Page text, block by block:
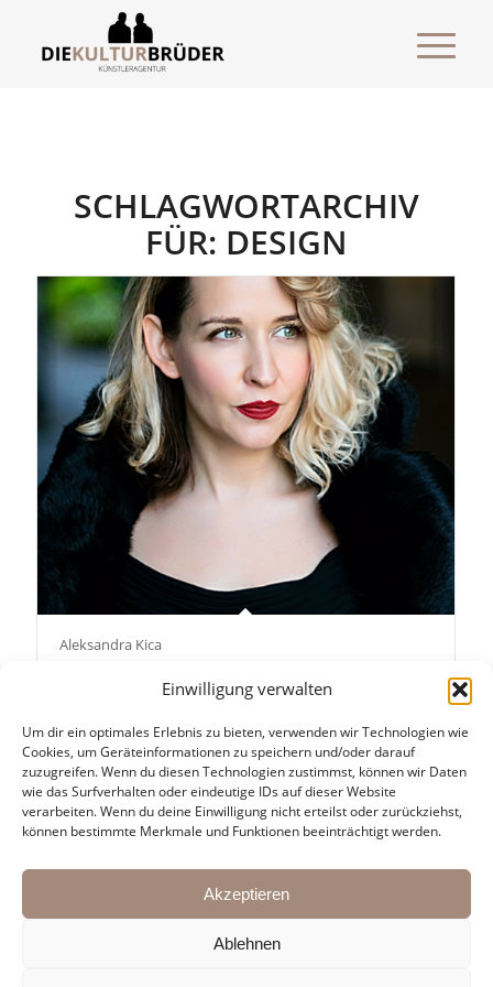
Einwilligung verwalten
Um dir ein optimales Erlebnis zu bieten, verwenden wir Technologien wie
Cookies, um Geräteinformationen zu speichern und/oder darauf
zuzugreifen. Wenn du diesen Technologien zustimmst, können wir Daten
wie das Surfverhalten oder eindeutige IDs auf dieser Website
verarbeiten. Wenn du deine Einwilligung nicht erteilst oder zurückziehst,
können bestimmte Merkmale und Funktionen beeinträchtigt werden.
Akzeptieren
Ablehnen
SCHLAGWORTARCHIV
FÜR: DESIGN
Aleksandra Kica
KONTAKT: